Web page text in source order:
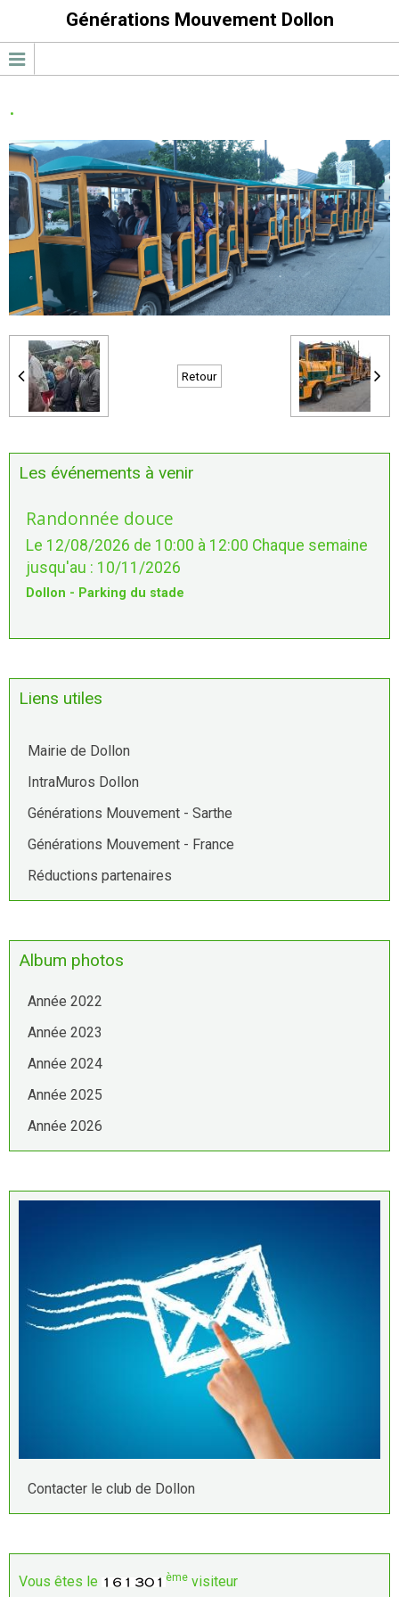
Générations Mouvement Dollon
.
Retour
Les événements à venir
Randonnée douce
Le 12/08/2026 de 10:00 à 12:00 Chaque semaine
jusqu'au : 10/11/2026
Dollon - Parking du stade
Liens utiles
Mairie de Dollon
IntraMuros Dollon
Générations Mouvement - Sarthe
Générations Mouvement - France
Réductions partenaires
Album photos
Année 2022
Année 2023
Année 2024
Année 2025
Année 2026
Contacter le club de Dollon
Vous êtes le ème visiteur